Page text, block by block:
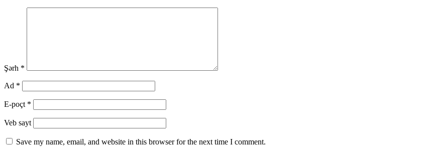
Şərh *
Ad *
E-poçt *
Veb sayt
Save my name, email, and website in this browser for the next time I comment.